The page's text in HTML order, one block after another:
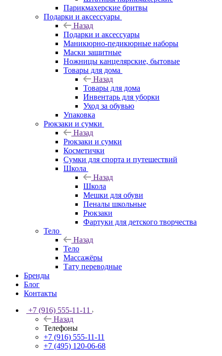
Парикмахерские бритвы
Подарки и аксессуары
Назад
Подарки и аксессуары
Маникюрно-педикюрные наборы
Маски защитные
Ножницы канцелярские, бытовые
Товары для дома
Назад
Товары для дома
Инвентарь для уборки
Уход за обувью
Упаковка
Рюкзаки и сумки
Назад
Рюкзаки и сумки
Косметички
Сумки для спорта и путешествий
Школа
Назад
Школа
Мешки для обуви
Пеналы школьные
Рюкзаки
Фартуки для детского творчества
Тело
Назад
Тело
Массажёры
Тату переводные
Бренды
Блог
Контакты
+7 (916) 555-11-11
Назад
Телефоны
+7 (916) 555-11-11
+7 (495) 120-06-68